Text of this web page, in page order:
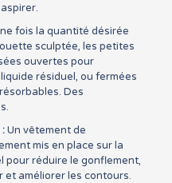
fois la quantité désirée
sculptée, les petites
ouvertes pour
résiduel, ou fermées
Des
Un vêtement de
mis en place sur la
pour réduire le gonflement,
et améliorer les contours.